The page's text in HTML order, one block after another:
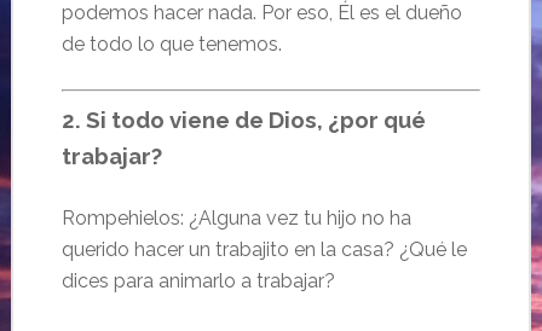
podemos hacer nada. Por eso, Él es el dueño
de todo lo que tenemos.
2. Si todo viene de Dios, ¿por qué
trabajar?
Rompehielos: ¿Alguna vez tu hijo no ha
querido hacer un trabajito en la casa? ¿Qué le
dices para animarlo a trabajar?